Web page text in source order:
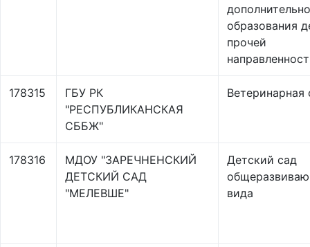
образования
прочей
178315
ГБУ РК
"РЕСПУБЛИКАНСКАЯ
СББЖ"
Ветеринарная
178316
МДОУ "ЗАРЕЧНЕНСКИЙ
ДЕТСКИЙ САД
"МЕЛЕВШЕ"
Детский сад
вида